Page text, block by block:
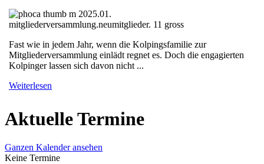
Fast wie in jedem Jahr, wenn die Kolpingsfamilie zur
Mitgliederversammlung einlädt regnet es. Doch die engagierten
Kolpinger lassen sich davon nicht ...
Weiterlesen
Aktuelle Termine
Ganzen Kalender ansehen
Keine Termine